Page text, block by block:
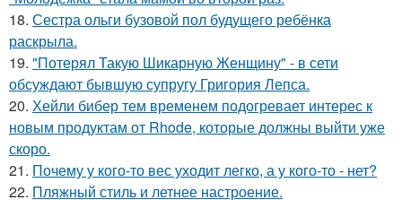
18. Сестра ольги бузовой пол будущего ребёнка
раскрыла.
19. "Потерял Такую Шикарную Женщину" - в сети
обсуждают бывшую супругу Григория Лепса.
20. Хейли бибер тем временем подогревает интерес к
новым продуктам от Rhode, которые должны выйти уже
скоро.
21. Почему у кого-то вес уходит легко, а у кого-то - нет?
22. Пляжный стиль и летнее настроение.